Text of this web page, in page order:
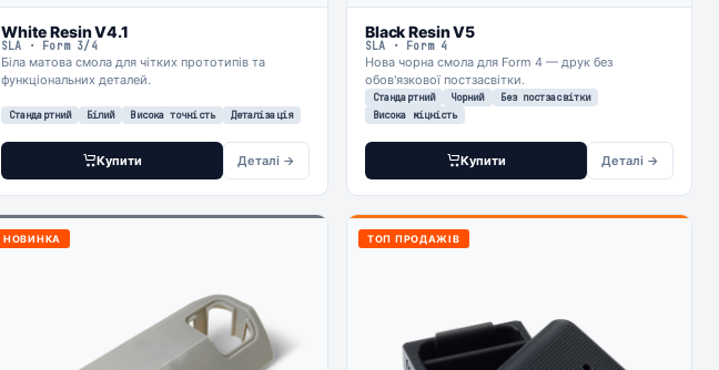
White Resin V4.1
SLA · Form 3/4
Біла матова смола для чітких прототипів та
функціональних деталей.
Стандартний Білий Висока точність Деталізація
Купити Деталі →
Black Resin V5
SLA · Form 4
Нова чорна смола для Form 4 — друк без
обов'язкової постзасвітки.
Стандартний Чорний
Без постзасвітки
Висока міцність
Купити Деталі →
НОВИНКА ТОП ПРОДАЖІВ